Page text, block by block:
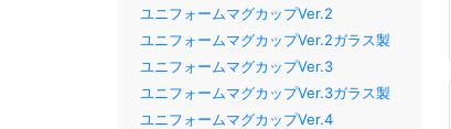
ユニフォームマグカップVer.2
ユニフォームマグカップVer.2ガラス製
ユニフォームマグカップVer.3
ユニフォームマグカップVer.3ガラス製
ユニフォームマグカップVer.4